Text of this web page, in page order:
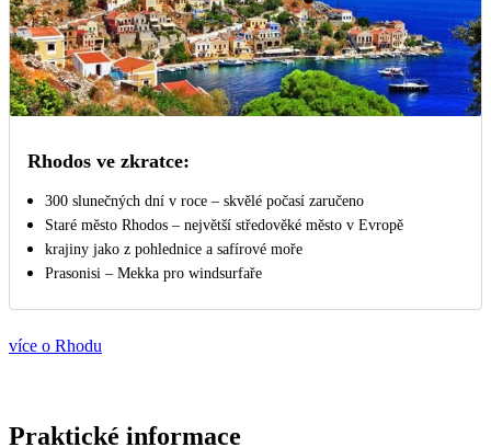
Rhodos ve zkratce:
300 slunečných dní v roce – skvělé počasí zaručeno
Staré město Rhodos – největší středověké město v Evropě
krajiny jako z pohlednice a safírové moře
Prasonisi – Mekka pro windsurfaře
více o Rhodu
Praktické informace